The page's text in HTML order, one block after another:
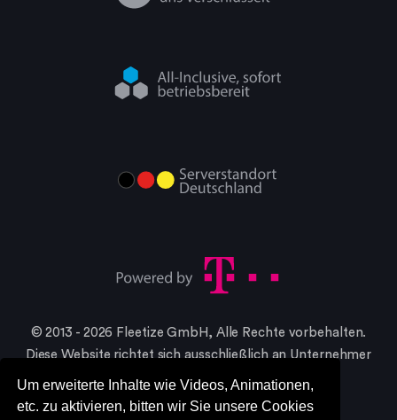
Um erweiterte Inhalte wie Videos, Animationen,
etc. zu aktivieren, bitten wir Sie unsere Cookies
© 2013 - 2026 Fleetize GmbH, Alle Rechte vorbehalten.
Diese Website richtet sich ausschließlich an Unternehmer
im Sinne §14 BGB
* Alle Preise in netto, zzgl. gesetzlicher MwSt.